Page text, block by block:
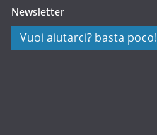
Newsletter
Vuoi aiutarci? basta poco!